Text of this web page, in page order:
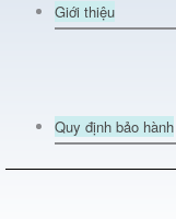
Giới thiệu
Quy định bảo hành